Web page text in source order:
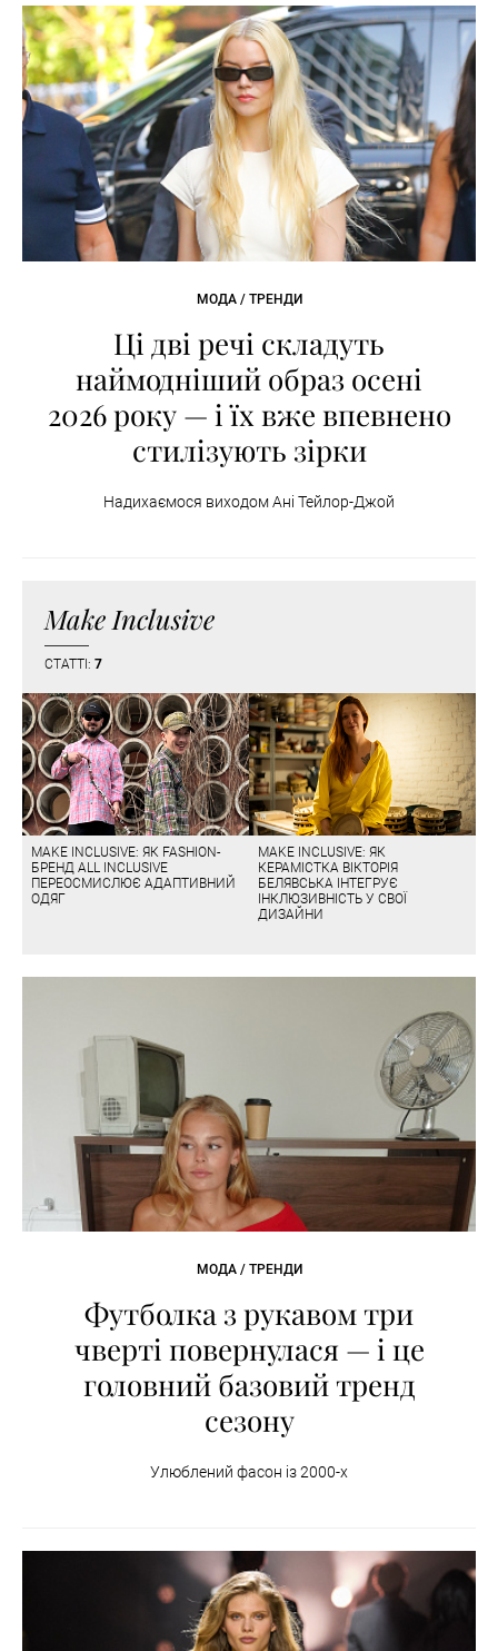
МОДА / ТРЕНДИ
Ці дві речі складуть
наймодніший образ осені
2026 року — і їх вже впевнено
стилізують зірки
Надихаємося виходом Ані Тейлор-Джой
Make Inclusive
СТАТТІ: 7
MAKE INCLUSIVE: ЯК FASHION-
БРЕНД ALL INCLUSIVE
ПЕРЕОСМИСЛЮЄ АДАПТИВНИЙ
ОДЯГ
MAKE INCLUSIVE: ЯК
КЕРАМІСТКА ВІКТОРІЯ
БЕЛЯВСЬКА ІНТЕГРУЄ
ІНКЛЮЗИВНІСТЬ У СВОЇ
ДИЗАЙНИ
МОДА / ТРЕНДИ
Футболка з рукавом три
чверті повернулася — і це
головний базовий тренд
сезону
Улюблений фасон із 2000-х